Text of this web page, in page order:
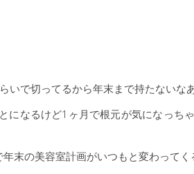
いで切ってるから年末まで持たないな
になるけど1ヶ月で根元が気になっち
末の美容室計画がいつもと変わって